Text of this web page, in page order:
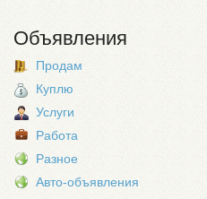
Объявления
Продам
Куплю
Услуги
Работа
Разное
Авто-объявления